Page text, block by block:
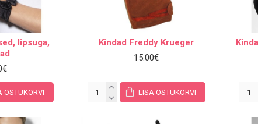
lipsuga,
OSTUKORVI
Kindad Freddy Krueger
15.00€
LISA OSTUKORVI